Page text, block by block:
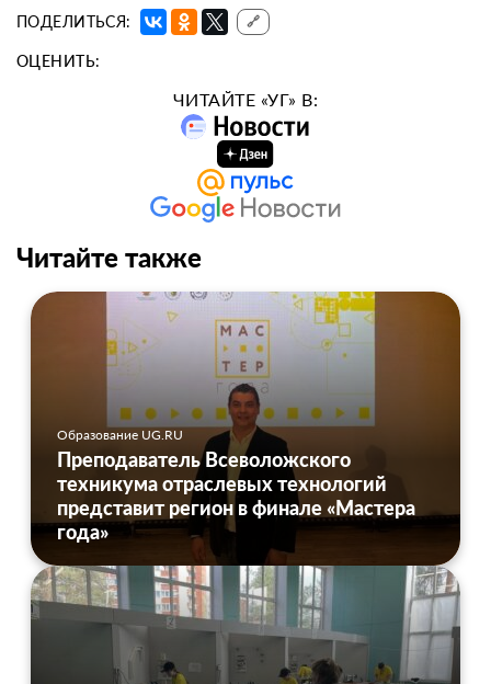
ПОДЕЛИТЬСЯ: 🔗
ОЦЕНИТЬ:
ЧИТАЙТЕ «УГ» В:
Читайте также
Образование UG.RU
Преподаватель Всеволожского
техникума отраслевых технологий
представит регион в финале «Мастера
года»